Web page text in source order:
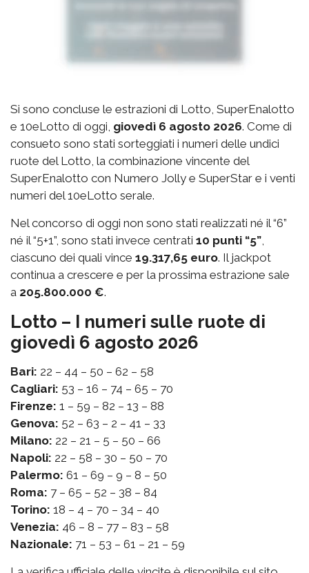
Si sono concluse le estrazioni di Lotto, SuperEnalotto
e 10eLotto di oggi, giovedì 6 agosto 2026. Come di
consueto sono stati sorteggiati i numeri delle undici
ruote del Lotto, la combinazione vincente del
SuperEnalotto con Numero Jolly e SuperStar e i venti
numeri del 10eLotto serale.
Nel concorso di oggi non sono stati realizzati né il “6”
né il “5+1”, sono stati invece centrati 10 punti “5”
ciascuno dei quali vince 19.317,65 euro. Il jackpot
continua a crescere e per la prossima estrazione sale
a 205.800.000 €.
Lotto – I numeri sulle ruote di
giovedì 6 agosto 2026
Bari: 22 – 44 – 50 – 62 – 58
Cagliari: 53 – 16 – 74 – 65 – 70
Firenze: 1 – 59 – 82 – 13 – 88
Genova: 52 – 63 – 2 – 41 – 33
Milano: 22 – 21 – 5 – 50 – 66
Napoli: 22 – 58 – 30 – 50 – 70
Palermo: 61 – 69 – 9 – 8 – 50
Roma: 7 – 65 – 52 – 38 – 84
Torino: 18 – 4 – 70 – 34 – 40
Venezia: 46 – 8 – 77 – 83 – 58
Nazionale: 71 – 53 – 61 – 21 – 59